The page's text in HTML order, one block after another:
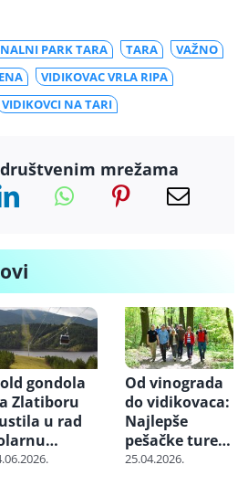
PARK TARA TARA
VAŽNO
VIDIKOVAC VRLA RIPA
VIDIKOVCI NA TARI
mrežama
gondola
Zlatiboru
u rad
Od vinograda
do vidikovaca:
Najlepše
pešačke ture u
Beču
25.04.2026.